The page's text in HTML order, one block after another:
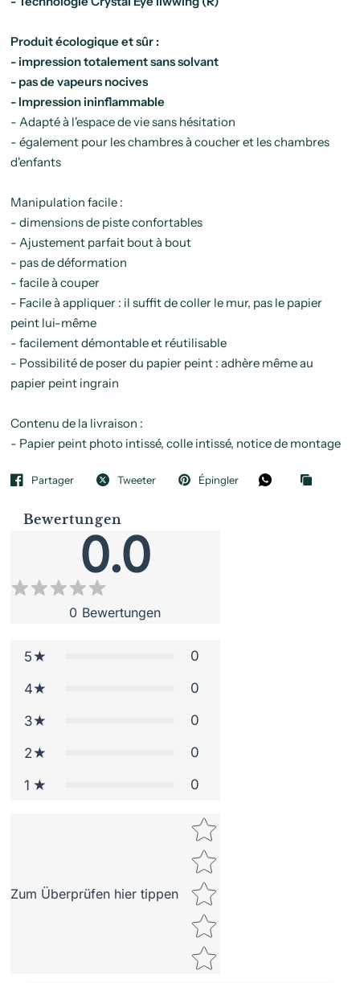
Produit écologique et sûr :
- impression totalement sans solvant
- pas de vapeurs nocives
- Impression ininflammable
- Adapté à l'espace de vie sans hésitation
- également pour les chambres à coucher et les chambres
d'enfants
Manipulation facile :
- dimensions de piste confortables
- Ajustement parfait bout à bout
- pas de déformation
- facile à couper
- Facile à appliquer : il suffit de coller le mur, pas le papier
peint lui-même
- facilement démontable et réutilisable
- Possibilité de poser du papier peint : adhère même au
papier peint ingrain
Contenu de la livraison :
- Papier peint photo intissé, colle intissé, notice de montage
Partager Tweeter Épingler
Bewertungen
0.0
0 Bewertungen
5 0
4 0
3 0
2 0
1 0
Zum Überprüfen hier tippen
Star rating